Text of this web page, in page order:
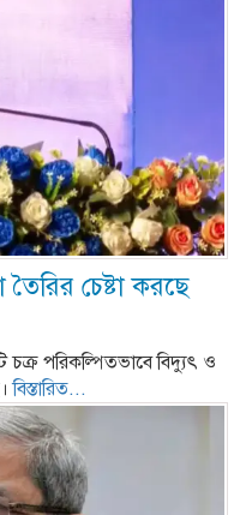
তৈরির চেষ্টা করছে
চক্র পরিকল্পিতভাবে বিদ্যুৎ ও
বিস্তারিত...